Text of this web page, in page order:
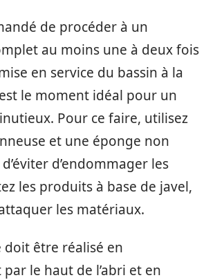
de procéder à un
au moins une à deux fois
en service du bassin à la
le moment idéal pour un
Pour ce faire, utilisez
et une éponge non
d’endommager les
les produits à base de javel,
les matériaux.
doit être réalisé en
le haut de l’abri et en